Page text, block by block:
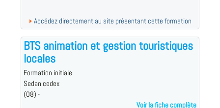
Accédez directement au site présentant cette formation
BTS animation et gestion touristiques
locales
Formation initiale
Sedan cedex
(08) -
Voir la fiche complète